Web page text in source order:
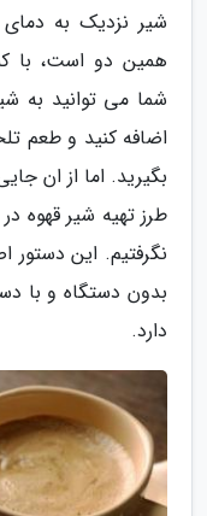
شیر نزدیک به
همین دو است، با
شما می توانید به
اضافه کنید و طعم
بگیرید. اما از ان
طرز تهیه شیر قهوه
نگرفتیم. این
بدون دستگاه و با
دارد.